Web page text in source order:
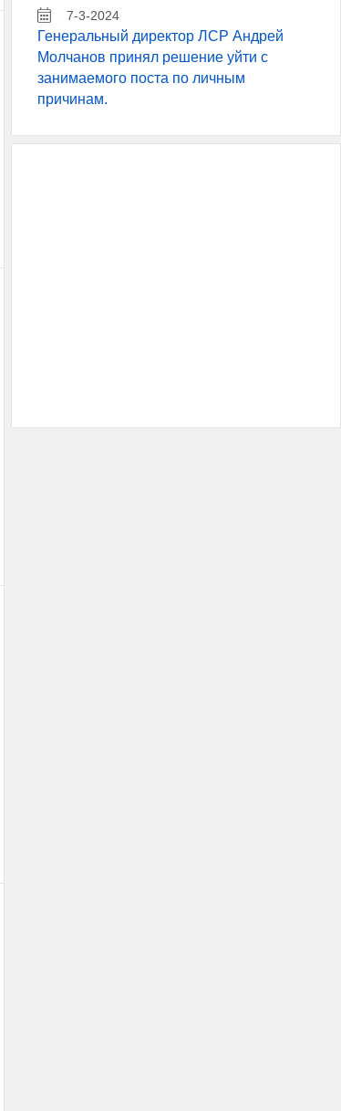
7-3-2024
Генеральный директор ЛСР Андрей
Молчанов принял решение уйти с
занимаемого поста по личным
причинам.